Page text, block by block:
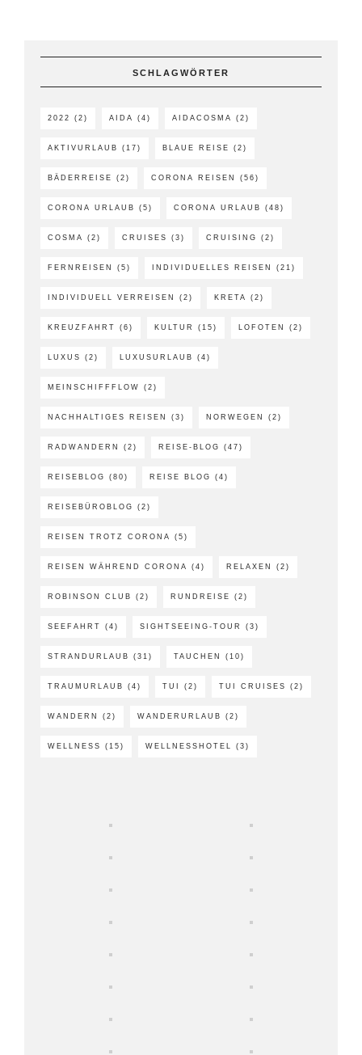
SCHLAGWÖRTER
2022 (2) AIDA (4) AIDACOSMA (2)
AKTIVURLAUB (17) BLAUE REISE (2)
BÄDERREISE (2) CORONA REISEN (56)
CORONA URLAUB (5) CORONA URLAUB (48)
COSMA (2) CRUISES (3) CRUISING (2)
FERNREISEN (5) INDIVIDUELLES REISEN (21)
INDIVIDUELL VERREISEN (2) KRETA (2)
KREUZFAHRT (6) KULTUR (15) LOFOTEN (2)
LUXUS (2) LUXUSURLAUB (4)
MEINSCHIFFFLOW (2)
NACHHALTIGES REISEN (3) NORWEGEN (2)
RADWANDERN (2) REISE-BLOG (47)
REISEBLOG (80) REISE BLOG (4)
REISEBÜROBLOG (2)
REISEN TROTZ CORONA (5)
REISEN WÄHREND CORONA (4) RELAXEN (2)
ROBINSON CLUB (2) RUNDREISE (2)
SEEFAHRT (4) SIGHTSEEING-TOUR (3)
STRANDURLAUB (31) TAUCHEN (10)
TRAUMURLAUB (4) TUI (2) TUI CRUISES (2)
WANDERN (2) WANDERURLAUB (2)
WELLNESS (15) WELLNESSHOTEL (3)